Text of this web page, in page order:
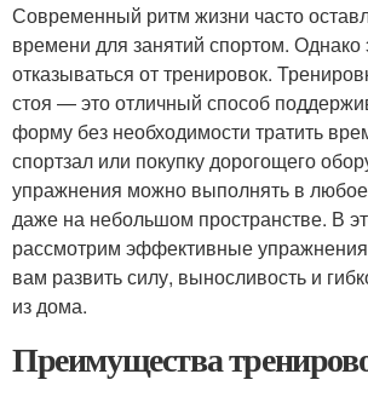
Современный ритм жизни часто
времени для занятий спортом. Однако
отказываться от тренировок.
стоя — это отличный способ
форму без необходимости тратить
спортзал или покупку дорогощего
упражнения можно выполнять в
даже на небольшом пространстве. В
рассмотрим эффективные
вам развить силу, выносливость и
из дома.
Преимущества